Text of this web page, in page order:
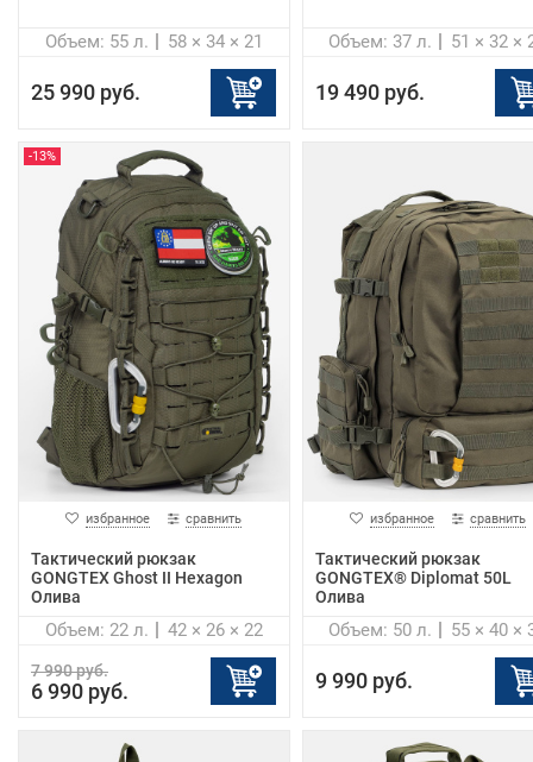
58 × 34 × 21
Объем: 55 л.
25 990 руб.
51 × 32 ×
Объем: 37 л.
19 490 руб.
-13%
избранное сравнить
Тактический рюкзак
GONGTEX Ghost II Hexagon
Олива
42 × 26 × 22
Объем: 22 л.
7 990 руб.
6 990 руб.
избранное сравнить
Тактический рюкзак
GONGTEX® Diplomat 50L
Олива
55 × 40 ×
Объем: 50 л.
9 990 руб.